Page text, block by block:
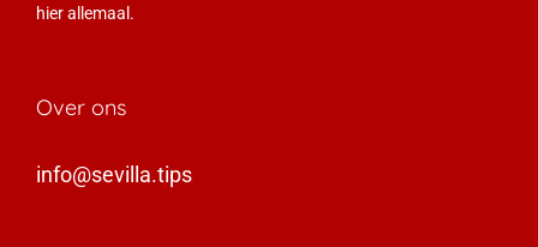
hier allemaal.
Over ons
info@sevilla.tips